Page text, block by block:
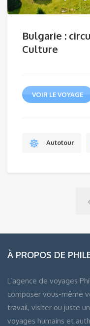
Bulgarie :
Culture
VOIR LE VOYAGE
Autotour
À PROPOS DE
L’agence de voyages
composer vous-même
travail, visiter ou juste
voyages humains et